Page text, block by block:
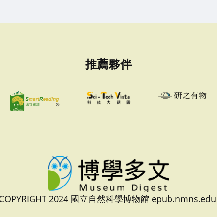
推薦夥伴
2024 國立自然科學博物館